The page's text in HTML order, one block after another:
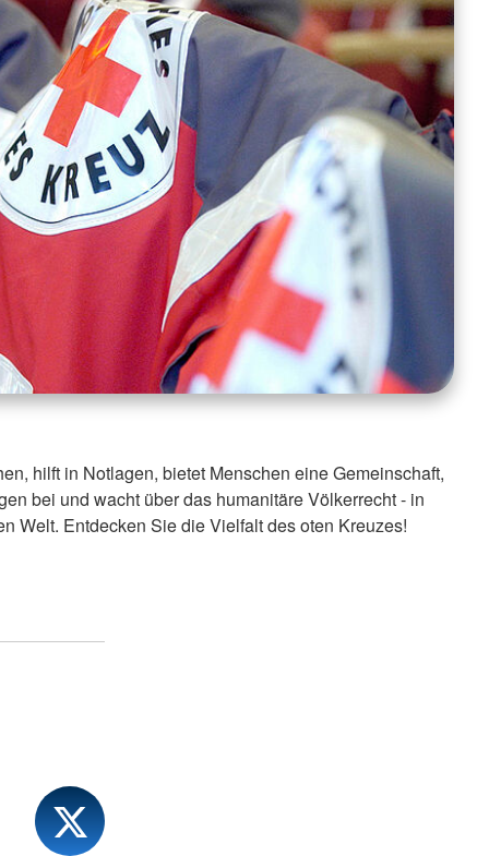
hilft in Notlagen, bietet Menschen eine Gemeinschaft,
bei und wacht über das humanitäre Völkerrecht - in
Welt. Entdecken Sie die Vielfalt des oten Kreuzes!